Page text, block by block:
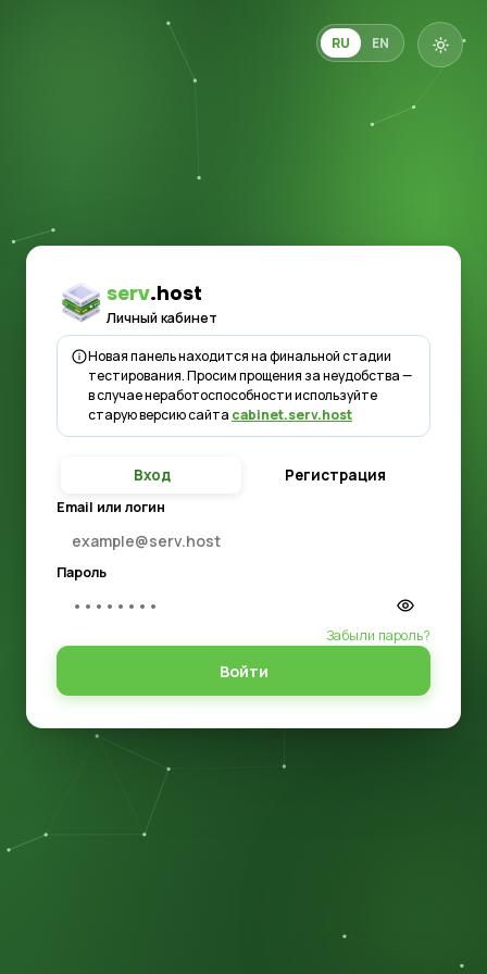
RU EN
serv.host
Личный кабинет
Новая панель находится на финальной стадии
тестирования. Просим прощения за неудобства —
в случае неработоспособности используйте
старую версию сайта cabinet.serv.host
Вход Регистрация
Email или логин
Пароль
Забыли пароль?
Войти